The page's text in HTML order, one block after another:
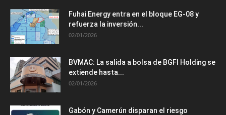
Fuhai Energy entra en el bloque EG-08 y
refuerza la inversión...
02/01/2026
BVMAC: La salida a bolsa de BGFI Holding se
extiende hasta...
02/01/2026
Gabón y Camerún disparan el riesgo